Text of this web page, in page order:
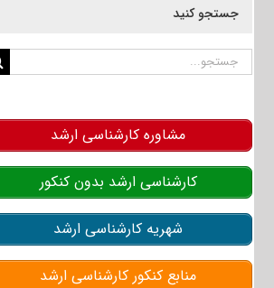
جستجو کنید
جستجو
مشاوره کارشناسی ارشد
کارشناسی ارشد بدون کنکور
شهریه کارشناسی ارشد
منابع کنکور کارشناسی ارشد